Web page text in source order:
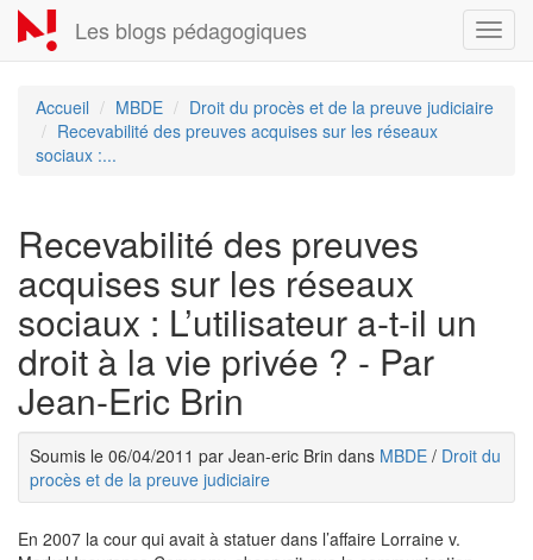
Aller
au
contenu
Les blogs pédagogiques
Accueil MBDE
Droit du procès et de la preuve judiciaire
Recevabilité des preuves acquises sur les réseaux
sociaux :...
Recevabilité des preuves
acquises sur les réseaux
sociaux : L’utilisateur a-t-il un
droit à la vie privée ? - Par
Jean-Eric Brin
Soumis le 06/04/2011 par Jean-eric Brin dans MBDE / Droit du
procès et de la preuve judiciaire
En 2007 la cour qui avait à statuer dans l’affaire Lorraine v.